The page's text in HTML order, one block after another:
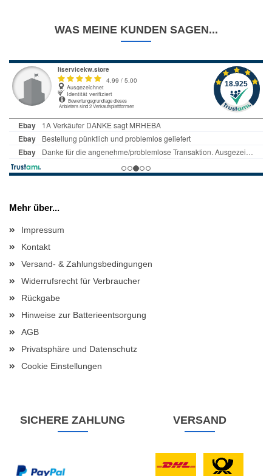
WAS MEINE KUNDEN SAGEN...
Mehr über...
Impressum
Kontakt
Versand- & Zahlungsbedingungen
Widerrufsrecht für Verbraucher
Rückgabe
Hinweise zur Batterieentsorgung
AGB
Privatsphäre und Datenschutz
Cookie Einstellungen
SICHERE ZAHLUNG VERSAND